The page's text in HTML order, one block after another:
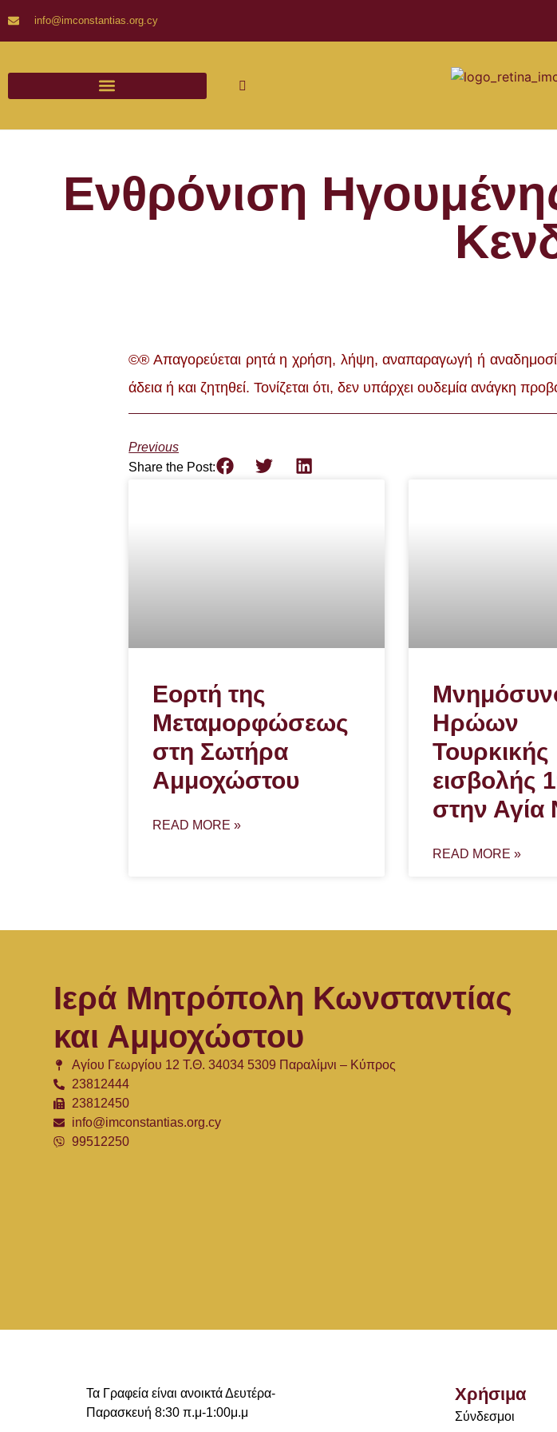
info@imconstantias.org.cy
Ενθρόνιση
©® Απαγορεύεται ρητά η χρήση, λήψη, αναπαραγωγή ή
άδεια ή και ζητηθεί. Τονίζεται ότι, δεν υπάρχει ουδεμία ανάγκη
Previous
Share the Post:
Εορτή της
Μεταμορφώσεως
στη Σωτήρα
Αμμοχώστου
READ MORE »
Ηρώων
Τουρκικής
εισβολής
στην
READ MORE »
Ιερά Μητρόπολη Κωνσταντίας
και Αμμοχώστου
Αγίου Γεωργίου 12 Τ.Θ. 34034 5309 Παραλίμνι – Κύπρος
23812444
23812450
info@imconstantias.org.cy
99512250
Τα Γραφεία είναι ανοικτά Δευτέρα-
Παρασκευή 8:30 π.μ-1:00μ.μ
Χρήσιμα
Σύνδεσμοι